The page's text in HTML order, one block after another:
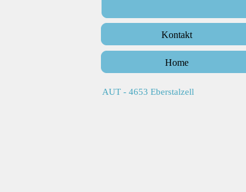
Kontakt
Home
AUT - 4653 Eberstalzell